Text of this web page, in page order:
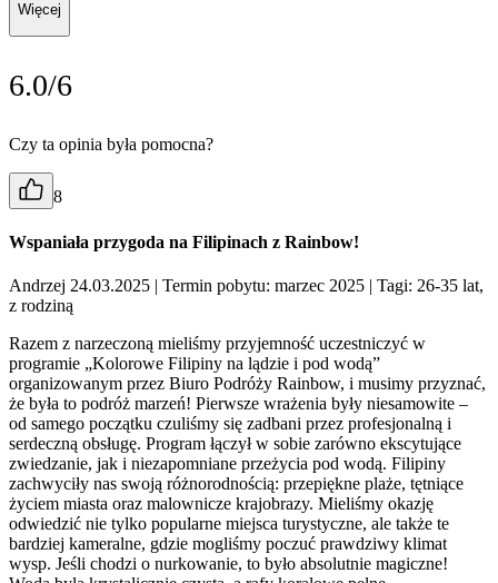
Więcej
6.0/6
Czy ta opinia była pomocna?
8
Wspaniała przygoda na Filipinach z Rainbow!
Andrzej 24.03.2025 | Termin pobytu: marzec 2025 | Tagi: 26-35 lat,
z rodziną
Razem z narzeczoną mieliśmy przyjemność uczestniczyć w
programie „Kolorowe Filipiny na lądzie i pod wodą”
organizowanym przez Biuro Podróży Rainbow, i musimy przyznać,
że była to podróż marzeń! Pierwsze wrażenia były niesamowite –
od samego początku czuliśmy się zadbani przez profesjonalną i
serdeczną obsługę. Program łączył w sobie zarówno ekscytujące
zwiedzanie, jak i niezapomniane przeżycia pod wodą. Filipiny
zachwyciły nas swoją różnorodnością: przepiękne plaże, tętniące
życiem miasta oraz malownicze krajobrazy. Mieliśmy okazję
odwiedzić nie tylko popularne miejsca turystyczne, ale także te
bardziej kameralne, gdzie mogliśmy poczuć prawdziwy klimat
wysp. Jeśli chodzi o nurkowanie, to było absolutnie magiczne!